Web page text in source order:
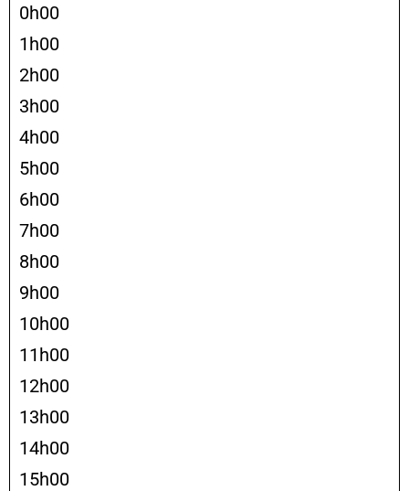
0h00
1h00
2h00
3h00
4h00
5h00
6h00
7h00
8h00
9h00
10h00
11h00
12h00
13h00
14h00
15h00